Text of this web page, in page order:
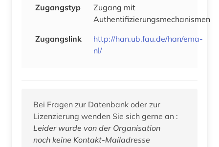
Zugangstyp
Zugang mit
Authentifizierungsmechanismen
Zugangslink
http://han.ub.fau.de/han/ema-
nl/
Bei Fragen zur Datenbank oder zur
Lizenzierung wenden Sie sich gerne an :
Leider wurde von der Organisation
noch keine Kontakt-Mailadresse